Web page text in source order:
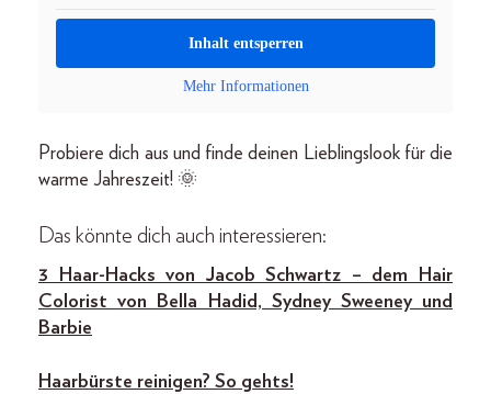
Inhalt entsperren
Mehr Informationen
Probiere dich aus und finde deinen Lieblingslook für die
warme Jahreszeit! 🌞
Das könnte dich auch interessieren:
3 Haar-Hacks von Jacob Schwartz – dem Hair
Colorist von Bella Hadid, Sydney Sweeney und
Barbie
Haarbürste reinigen? So gehts!